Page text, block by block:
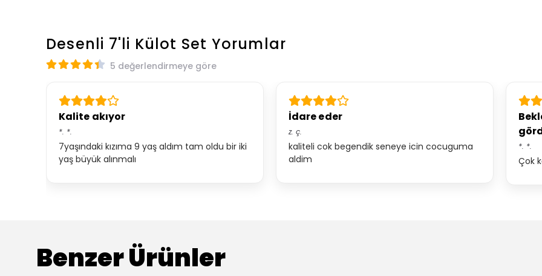
Desenli 7'li Külot Set Yorumlar
5 değerlendirmeye göre
Kalite akıyor
*. *.
7yaşındaki kızıma 9 yaş aldım tam oldu bir iki
yaş büyük alınmalı
İdare eder
z. ç.
kaliteli cok begendik seneye icin cocuguma
aldim
*. *.
Çok
Benzer Ürünler